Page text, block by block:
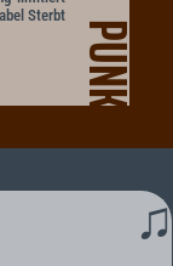
PUNK
Sterbt
♫